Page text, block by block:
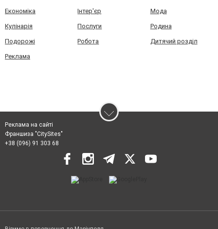
Економіка Інтер'єр Мода
Кулінарія Послуги Родина
Подорожі Робота Дитячий розділ
Реклама
Реклама на сайті
Франшиза "CitySites"
+38 (096) 91 303 68